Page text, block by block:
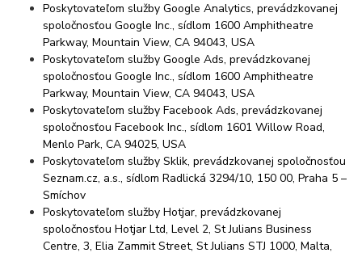
Poskytovateľom služby Google Analytics, prevádzkovanej
spoločnosťou Google Inc., sídlom 1600 Amphitheatre
Parkway, Mountain View, CA 94043, USA
Poskytovateľom služby Google Ads, prevádzkovanej
spoločnosťou Google Inc., sídlom 1600 Amphitheatre
Parkway, Mountain View, CA 94043, USA
Poskytovateľom služby Facebook Ads, prevádzkovanej
spoločnosťou Facebook Inc., sídlom 1601 Willow Road,
Menlo Park, CA 94025, USA
Poskytovateľom služby Sklik, prevádzkovanej spoločnosťou
Seznam.cz, a.s., sídlom Radlická 3294/10, 150 00, Praha 5 –
Smíchov
Poskytovateľom služby Hotjar, prevádzkovanej
spoločnosťou Hotjar Ltd, Level 2, St Julians Business
Centre, 3, Elia Zammit Street, St Julians STJ 1000, Malta,